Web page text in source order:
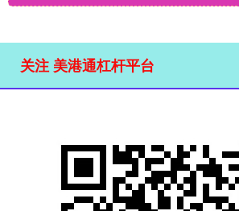
关注 美港通杠杆平台